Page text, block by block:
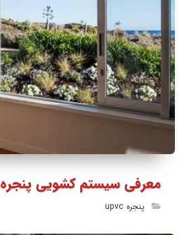
معرفی سیستم کشویی پنجره
پنجره upvc